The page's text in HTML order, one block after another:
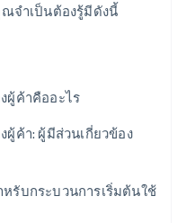
จำเป็นต้องรู้มีดังนี้
ผู้ค้าคืออะไร
ผู้ค้า: ผู้มีส่วนเกี่ยวข้อง
หรับกระบวนการเริ่มต้นใช้